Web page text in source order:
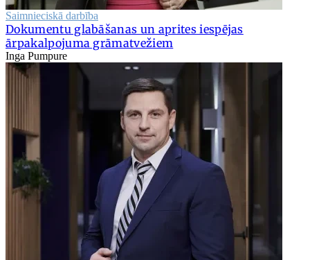
Saimnieciskā darbība
Dokumentu glabāšanas un aprites iespējas
ārpakalpojuma grāmatvežiem
Inga Pumpure